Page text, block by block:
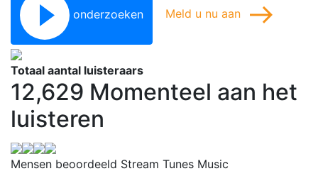
onderzoeken Meld u nu aan
Totaal aantal luisteraars
12,629 Momenteel aan het
luisteren
Mensen beoordeeld Stream Tunes Music